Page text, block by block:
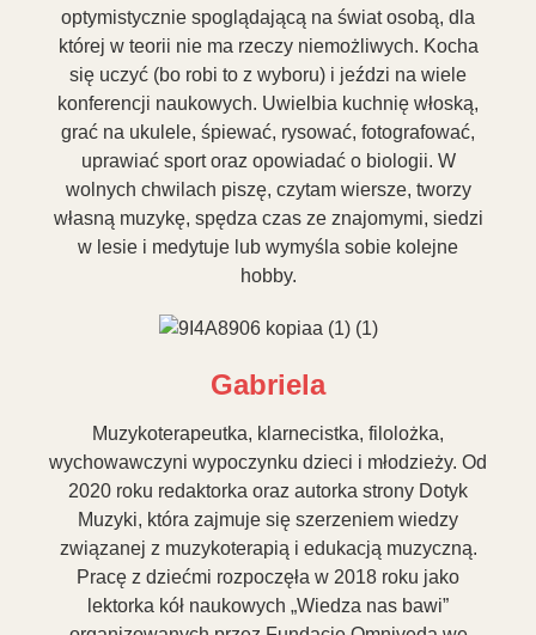
optymistycznie spoglądającą na świat osobą, dla
której w teorii nie ma rzeczy niemożliwych. Kocha
się uczyć (bo robi to z wyboru) i jeździ na wiele
konferencji naukowych. Uwielbia kuchnię włoską,
grać na ukulele, śpiewać, rysować, fotografować,
uprawiać sport oraz opowiadać o biologii. W
wolnych chwilach piszę, czytam wiersze, tworzy
własną muzykę, spędza czas ze znajomymi, siedzi
w lesie i medytuje lub wymyśla sobie kolejne
hobby.
Gabriela
Muzykoterapeutka, klarnecistka, filolożka,
wychowawczyni wypoczynku dzieci i młodzieży. Od
2020 roku redaktorka oraz autorka strony Dotyk
Muzyki, która zajmuje się szerzeniem wiedzy
związanej z muzykoterapią i edukacją muzyczną.
Pracę z dziećmi rozpoczęła w 2018 roku jako
lektorka kół naukowych „Wiedza nas bawi”